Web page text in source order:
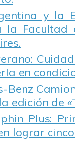
y la
la Facultad
en
Benz
edición de
Plus:
lograr